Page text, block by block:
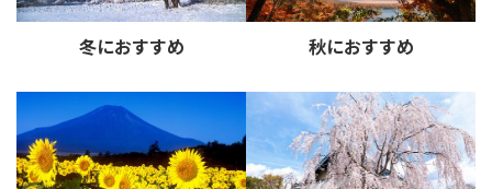
冬におすすめ 秋におすすめ